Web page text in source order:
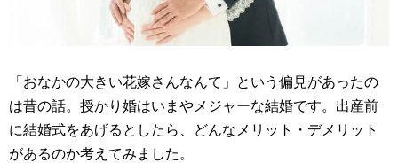
「おなかの大きい花嫁さんなんて」という偏見があったの
は昔の話。授かり婚はいまやメジャーな結婚です。出産前
に結婚式をあげるとしたら、どんなメリット・デメリット
があるのか考えてみました。